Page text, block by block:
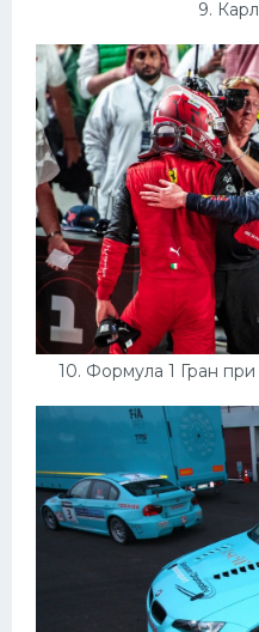
9.
10. Формула 1 Гран